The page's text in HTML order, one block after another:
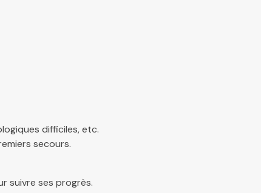
difficiles, etc.
secours.
suivre ses progrès.